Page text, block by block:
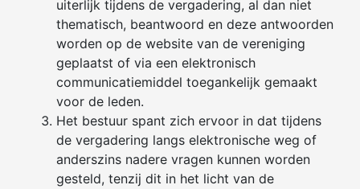
uiterlijk tijdens de vergadering, al dan niet
thematisch, beantwoord en deze antwoorden
worden op de website van de vereniging
geplaatst of via een elektronisch
communicatiemiddel toegankelijk gemaakt
voor de leden.
Het bestuur spant zich ervoor in dat tijdens
de vergadering langs elektronische weg of
anderszins nadere vragen kunnen worden
gesteld, tenzij dit in het licht van de